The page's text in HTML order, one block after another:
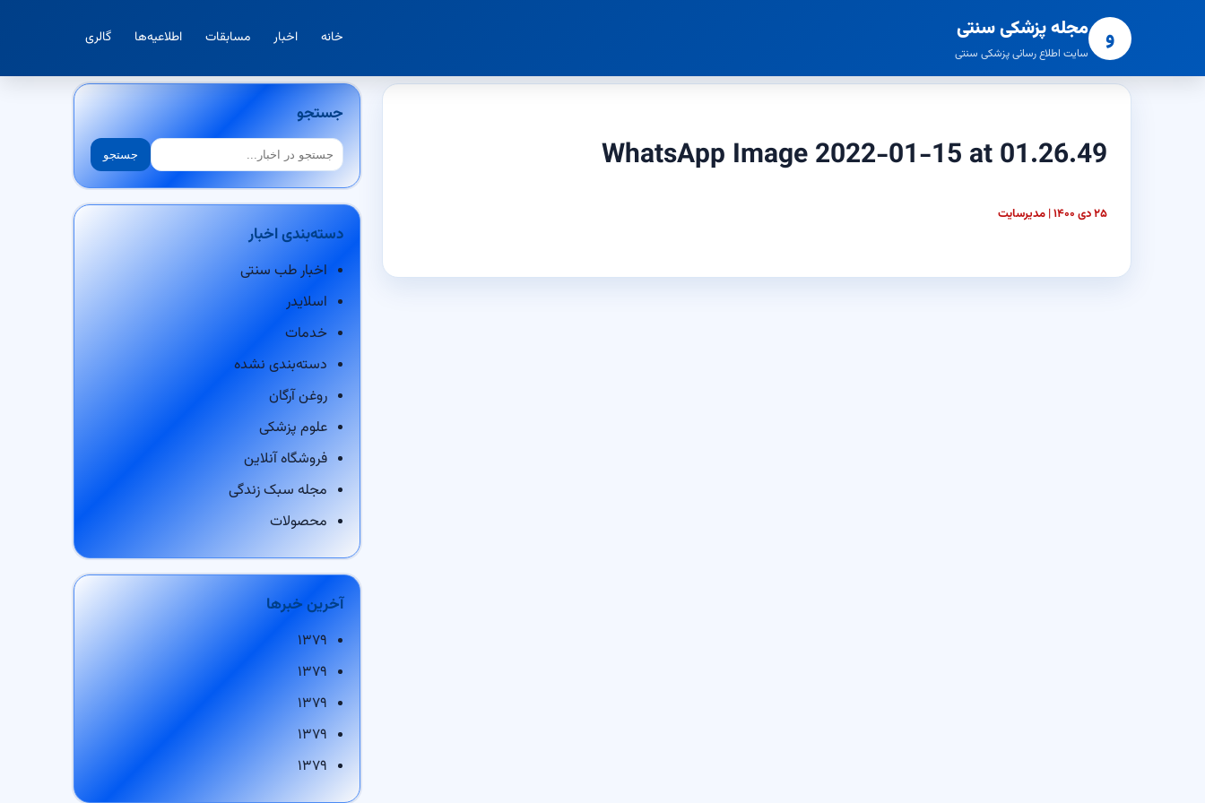
و مجله پزشکی سنتی
سایت اطلاع رسانی پزشکی سنتی
خانه اخبار مسابقات اطلاعیه‌ها گالری
WhatsApp Image 2022-01-15 at 01.26.49
۲۵ دی ۱۴۰۰ | مدیرسایت
جستجو
جستجو جستجو
دسته‌بندی اخبار
اخبار طب سنتی
اسلایدر
خدمات
دسته‌بندی نشده
روغن آرگان
علوم پزشکی
فروشگاه آنلاین
مجله سبک زندگی
محصولات
آخرین خبرها
۱۳۷۹
۱۳۷۹
۱۳۷۹
۱۳۷۹
۱۳۷۹